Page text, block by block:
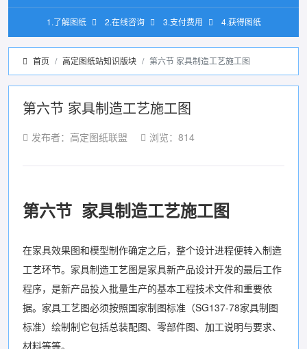
1.了解图纸 2.在线咨询 3.支付费用 4.获得图纸
首页 高定图纸站知识版块 第六节 家具制造工艺施工图
第六节 家具制造工艺施工图
发布者：高定图纸联盟 浏览：814
第六节 家具制造工艺施工图
在家具效果图和模型制作确定之后，整个设计进程便转入制造
工艺环节。家具制造工艺图是家具新产品设计开发的最后工作
程序，是新产品投入批量生产的基本工程技术文件和重要依
据。家具工艺图必须按照国家制图标准（SG137-78家具制图
标准）绘制制它包括总装配图、零部件图、加工说明与要求、
材料等等。